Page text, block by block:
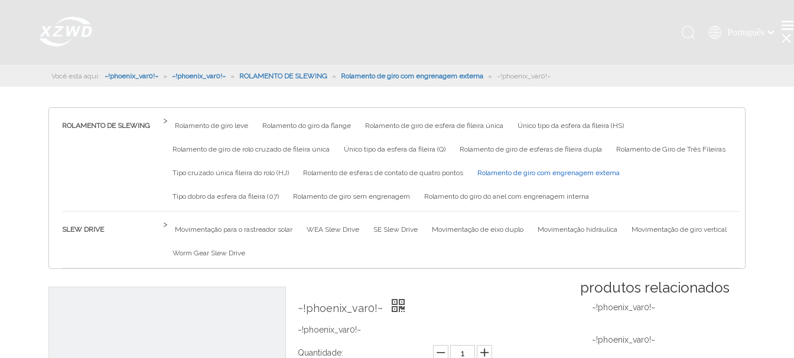
Português
Italiano
Você está aqui: ~!phoenix_var0!~ » ~!phoenix_var0!~ » ROLAMENTO DE SLEWING » Rolamento de giro com engrenagem externa » ~!phoenix_var0!~
ROLAMENTO DE SLEWING
>
Rolamento de giro leve Rolamento do giro da flange Rolamento de giro de esfera de fileira única Único tipo da esfera da fileira (HS)
Rolamento de giro de rolo cruzado de fileira única Único tipo da esfera da fileira (Q) Rolamento de giro de esferas de fileira dupla Rolamento de Giro de Três Fileiras
Tipo cruzado única fileira do rolo (HJ) Rolamento de esferas de contato de quatro pontos Rolamento de giro com engrenagem externa
Tipo dobro da esfera da fileira (07) Rolamento de giro sem engrenagem Rolamento do giro do anel com engrenagem interna
SLEW DRIVE
>
Movimentação para o rastreador solar WEA Slew Drive SE Slew Drive Movimentação de eixo duplo Movimentação hidráulica Movimentação de giro vertical
Worm Gear Slew Drive
~!phoenix_var0!~
~!phoenix_var0!~
Quantidade:
produtos relacionados
~!phoenix_var0!~
~!phoenix_var0!~